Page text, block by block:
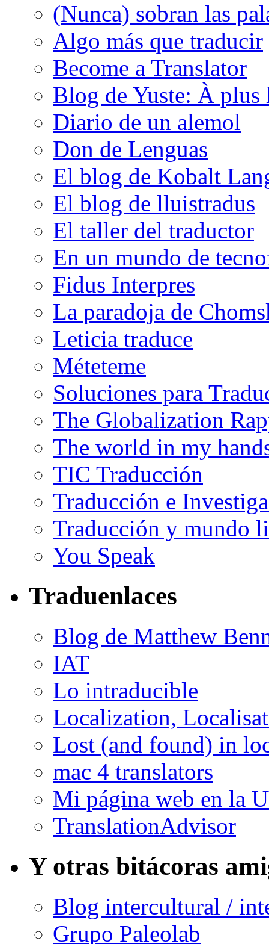
(Nunca) sobran las
Algo más que traducir
Become a Translator
Blog de Yuste: À plus
Diario de un alemol
Don de Lenguas
El blog de Kobalt
El blog de lluistradus
El taller del traductor
En un mundo de
Fidus Interpres
La paradoja de
Leticia traduce
Méteteme
Soluciones para
The Globalization
The world in my
TIC Traducción
Traducción e
Traducción y mundo
You Speak
Traduenlaces
Blog de Matthew
IAT
Lo intraducible
Localization,
Lost (and found) in
mac 4 translators
Mi página web en la
TranslationAdvisor
Y otras bitácoras
Blog intercultural /
Grupo Paleolab